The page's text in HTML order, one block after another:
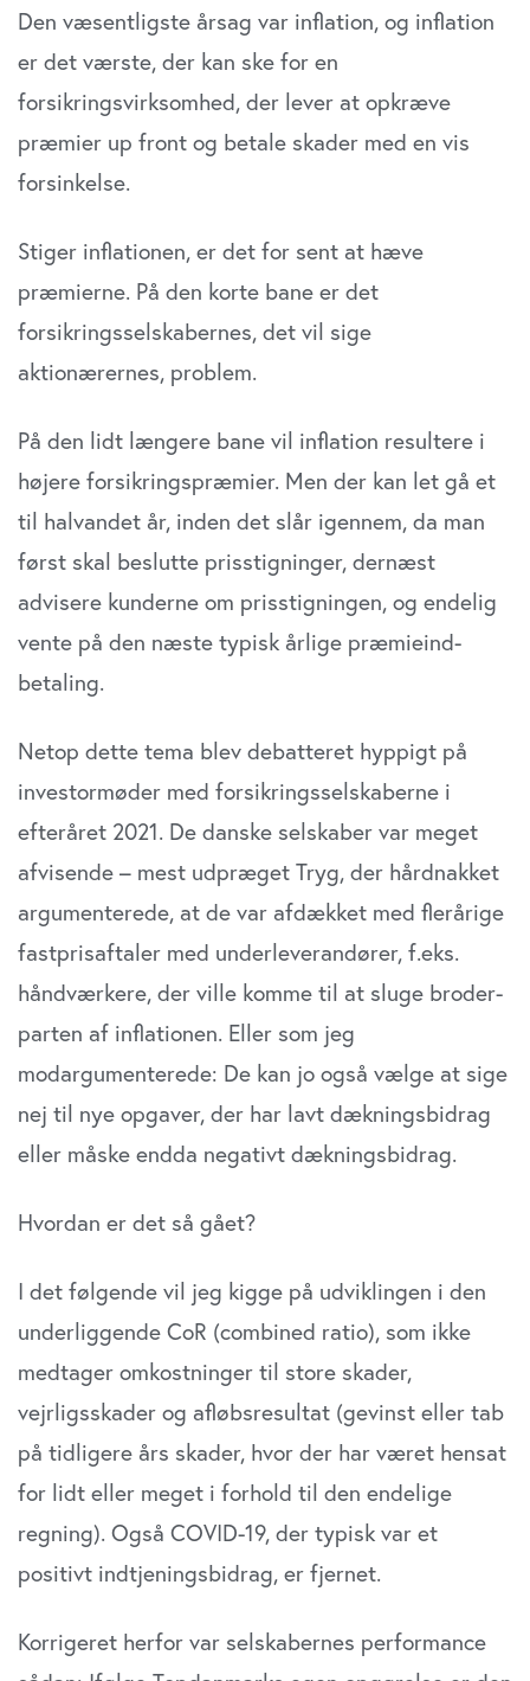
Den væsentligste årsag var inflation, og inflation
er det vær­ste, der kan ske for en
forsikringsvirksomhed, der lever at opkræve
præmier up front og betale skader med en vis
forsinkelse.
Stiger inflationen, er det for sent at hæve
præmierne. På den korte bane er det
forsikringsselskabernes, det vil sige
aktionærernes, problem.
På den lidt længere bane vil inflation resultere i
højere forsikringspræmier. Men der kan let gå et
til halvandet år, inden det slår igennem, da man
først skal beslutte pris­stigninger, dernæst
advisere kunderne om prisstigningen, og endelig
vente på den næste typisk årlige præmieind­
betaling.
Netop dette tema blev debatteret hyppigt på
investor­møder med forsikringsselskaberne i
efteråret 2021. De danske selskaber var meget
afvisende – mest udpræget Tryg, der hårdnakket
argumenterede, at de var afdæk­ket med flerårige
fastprisaftaler med underleverandører, f.eks.
håndværkere, der ville komme til at sluge broder­
parten af inflationen. Eller som jeg
modargumenterede: De kan jo også vælge at sige
nej til nye opgaver, der har lavt dækningsbidrag
eller måske endda negativt dæk­ningsbidrag.
Hvordan er det så gået?
I det følgende vil jeg kigge på udviklingen i den
under­liggende CoR (combined ratio), som ikke
medtager omkostninger til store skader,
vejrligsskader og afløbsresul­tat (gevinst eller tab
på tidligere års skader, hvor der har været hensat
for lidt eller meget i forhold til den endelige
regning). Også COVID-19, der typisk var et
positivt indtjeningsbidrag, er fjernet.
Korrigeret herfor var selskabernes performance